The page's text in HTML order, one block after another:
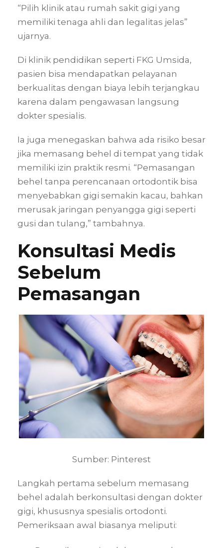
“Pilih klinik atau rumah sakit gigi yang
memiliki tenaga ahli dan legalitas jelas”
ujarnya.
Di klinik pendidikan seperti FKG Umsida,
pasien bisa mendapatkan pelayanan
berkualitas dengan biaya lebih terjangkau
karena dalam pengawasan langsung
dokter spesialis.
Ia juga menegaskan bahwa ada risiko besar
jika memasang behel di tempat yang tidak
memiliki izin praktik resmi. “Pemasangan
behel tanpa perencanaan ortodontik bisa
menyebabkan gigi semakin kacau, bahkan
merusak jaringan penyangga gigi seperti
gusi dan tulang,” tambahnya.
Konsultasi Medis
Sebelum
Pemasangan
Sumber: Pinterest
Langkah pertama sebelum memasang
behel adalah berkonsultasi dengan dokter
gigi, khususnya spesialis ortodonti.
Pemeriksaan awal biasanya meliputi: